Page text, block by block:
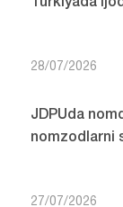
Turkiyada
28/07/2026
JDPUda
nomzodlarni
27/07/2026